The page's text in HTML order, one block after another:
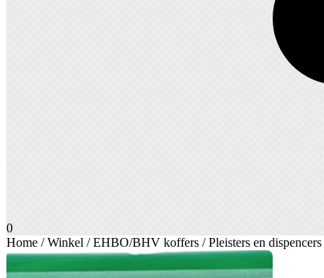
0
Home /Winkel /EHBO/BHV koffers /Pleisters en dispencers